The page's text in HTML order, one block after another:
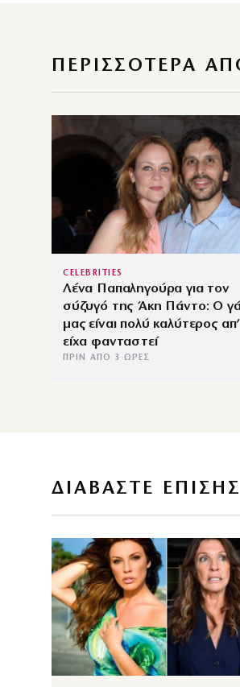
ΠΕΡΙΣΣΌΤΕΡΑ
CELEBRITIES
Λένα Παπαληγούρα για τον
σύζυγό της Άκη Πάντο: Ο
μας είναι πολύ καλύτερος
είχα φανταστεί
ΠΡΙΝ ΑΠΌ 3 ΏΡΕΣ
ΔΙΑΒΑΣΤΕ ΕΠΙΣΗΣ